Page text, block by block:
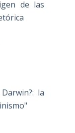
de las
la